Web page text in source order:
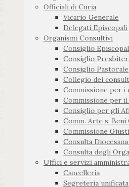
Officiali di Curia
Vicario Generale
Delegati Episcopali
Organismi Consultivi
Consiglio
Consiglio
Consiglio Pastorale
Collegio dei
Commissione per i
Commissione per il
Consiglio per gli
Comm. Arte s.
Commissione
Consulta
Consulta degli
Uffici e servizi
Cancelleria
Segreteria unificata